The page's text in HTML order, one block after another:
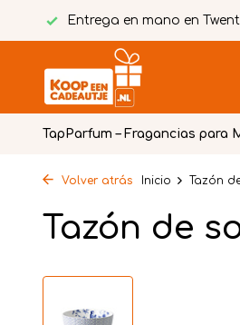
Entrega en mano en
TapParfum – Fragancias para
Volver atrás Inicio Tazón
Tazón de